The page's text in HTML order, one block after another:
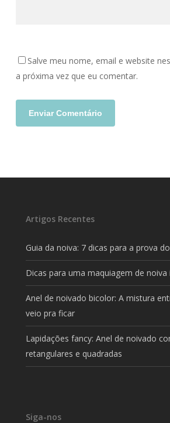
Salve meu nome, email e website
a próxima vez que eu comentar.
Artigos Recentes
Guia da noiva: 7 dicas para a prova
Dicas para uma maquiagem de noiva
Anel de noivado bicolor: A mistura
veio pra ficar
Lapidações fancy: Anel de noivado
retangulares e quadradas
Siga-nos